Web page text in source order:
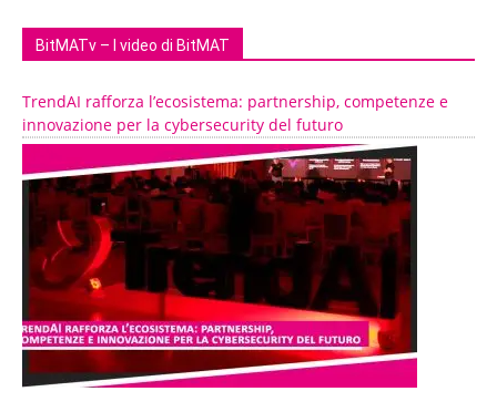
BitMATv – I video di BitMAT
TrendAI rafforza l’ecosistema: partnership, competenze e
innovazione per la cybersecurity del futuro